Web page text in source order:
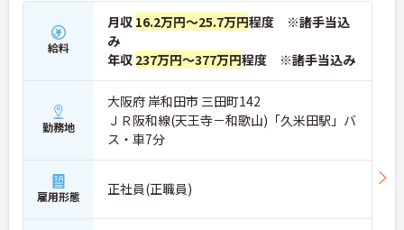
給料
月収 16.2万円～25.7万円程度 ※諸手当込
み
年収 237万円～377万円程度 ※諸手当込み
勤務地
大阪府 岸和田市 三田町142
ＪＲ阪和線(天王寺－和歌山)「久米田駅」バ
ス・車7分
雇用形態 正社員(正職員)